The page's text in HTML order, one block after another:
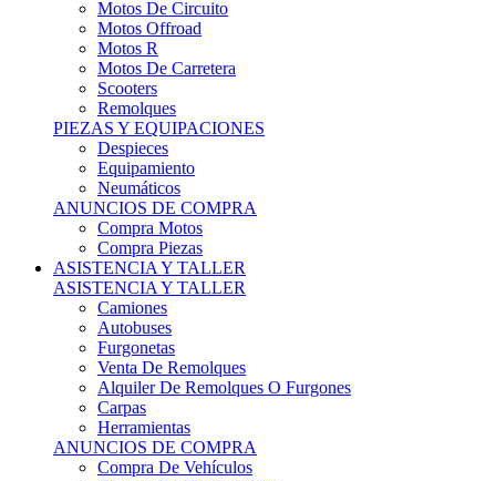
Motos R
Motos De Carretera
Scooters
Remolques
PIEZAS Y EQUIPACIONES
Despieces
Equipamiento
Neumáticos
ANUNCIOS DE COMPRA
Compra Motos
Compra Piezas
ASISTENCIA Y TALLER
ASISTENCIA Y TALLER
Camiones
Autobuses
Furgonetas
Venta De Remolques
Alquiler De Remolques O Furgones
Carpas
Herramientas
ANUNCIOS DE COMPRA
Compra De Vehículos
Compra De Herramientas